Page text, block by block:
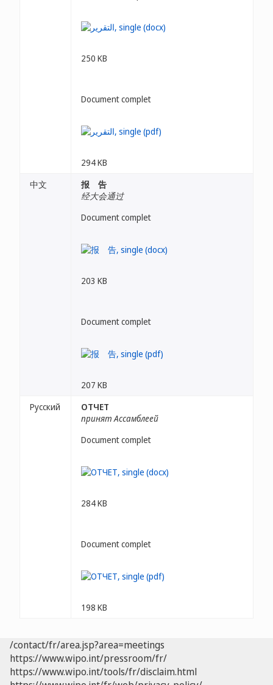
250 KB
Document complet
294 KB
中文
报 告
经大会通过
Document complet
203 KB
Document complet
207 KB
Русский
ОТЧЕТ
принят Ассамблеей
Document complet
284 KB
Document complet
198 KB
/contact/fr/area.jsp?area=meetings
https://www.wipo.int/pressroom/fr/
https://www.wipo.int/tools/fr/disclaim.html